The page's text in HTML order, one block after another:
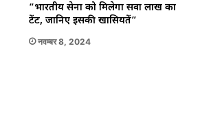
“भारतीय सेना को मिलेगा सवा लाख का
टेंट, जानिए इसकी खासियतें”
नवम्बर 8, 2024